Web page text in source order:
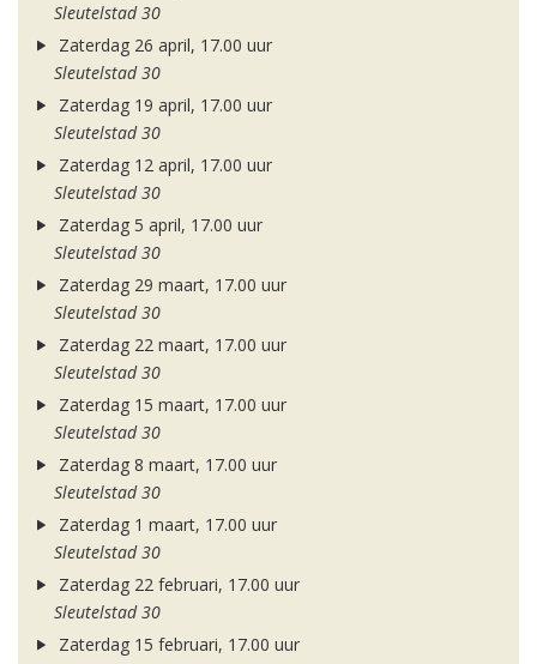
Sleutelstad 30
Zaterdag 26 april, 17.00 uur
Sleutelstad 30
Zaterdag 19 april, 17.00 uur
Sleutelstad 30
Zaterdag 12 april, 17.00 uur
Sleutelstad 30
Zaterdag 5 april, 17.00 uur
Sleutelstad 30
Zaterdag 29 maart, 17.00 uur
Sleutelstad 30
Zaterdag 22 maart, 17.00 uur
Sleutelstad 30
Zaterdag 15 maart, 17.00 uur
Sleutelstad 30
Zaterdag 8 maart, 17.00 uur
Sleutelstad 30
Zaterdag 1 maart, 17.00 uur
Sleutelstad 30
Zaterdag 22 februari, 17.00 uur
Sleutelstad 30
Zaterdag 15 februari, 17.00 uur